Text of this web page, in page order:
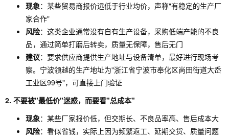
现象：某些贸易商报价远低于行业均价，声称"有稳定的生产厂
家合作"
风险：这类企业通常没有自有生产设备，采购低端产能的不良
品，通过简单打磨后转卖，质量无保障，售后无门
建议：要求供应商提供生产地址与设备清单，最好进行现场考
察。宁波领越的生产地址为"浙江省宁波市奉化区尚田街道大岙
工业区99号"，可直接上门验证
2. 不要被"最低价"迷惑，而要看"总成本"
现象：某些厂家报价低，但交期长、不良品率高、售后成本大
风险：看似省钱，实际上因为频繁返工、延期交货、质量问题